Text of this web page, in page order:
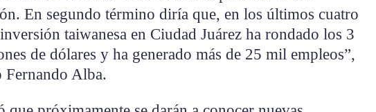
En segundo término diría que, en los últimos cuatro
taiwanesa en Ciudad Juárez ha rondado los 3
de dólares y ha generado más de 25 mil empleos”,
Fernando Alba.